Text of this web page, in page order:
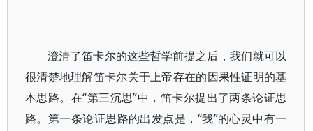
澄清了笛卡尔的这些哲学前提之后，我们就可以
很清楚地理解笛卡尔关于上帝存在的因果性证明的基
本思路。在“第三沉思”中，笛卡尔提出了两条论证思
路。第一条论证思路的出发点是，“我”的心灵中有一